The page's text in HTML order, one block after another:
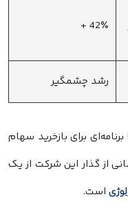
42٪ +
رشد چشمگیر
برای بازخرید سهام
که نشانی از گذار این شرکت از یک
است.